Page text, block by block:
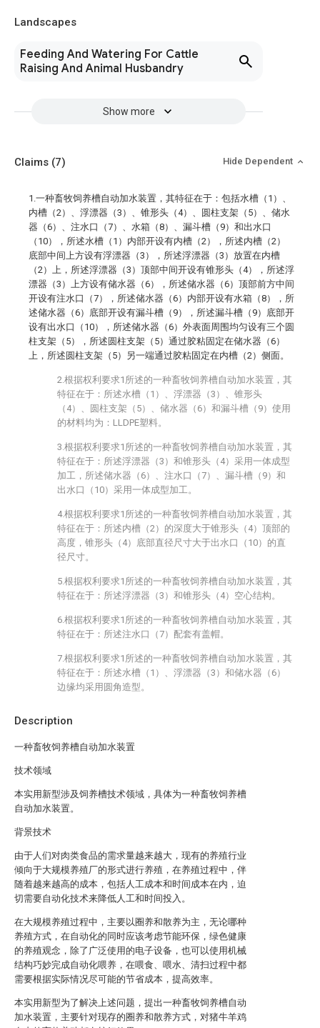
Landscapes
Feeding And Watering For Cattle
Raising And Animal Husbandry
Show more
Description
一种畜牧饲养槽自动加水装置
技术领域
本实用新型涉及饲养槽技术领域，具体为一种畜牧饲养槽
自动加水装置。
背景技术
由于人们对肉类食品的需求量越来越大，现有的养殖行业
倾向于大规模养殖厂的形式进行养殖，在养殖过程中，伴
随着越来越高的成本，包括人工成本和时间成本在内，迫
切需要自动化技术来降低人工和时间投入。
在大规模养殖过程中，主要以圈养和散养为主，无论哪种
养殖方式，在自动化的同时应该考虑节能环保，绿色健康
的养殖观念，除了广泛使用的电子设备，也可以使用机械
结构巧妙完成自动化喂养，在喂食、喂水、清扫过程中都
需要根据实际情况尽可能的节省成本，提高效率。
本实用新型为了解决上述问题，提出一种畜牧饲养槽自动
加水装置，主要针对现存的圈养和散养方式，对猪牛羊鸡
Claims (7) Hide Dependent
1.一种畜牧饲养槽自动加水装置，其特征在于：包括水槽（1）、
内槽（2）、浮漂器（3）、锥形头（4）、圆柱支架（5）、储水
器（6）、注水口（7）、水箱（8）、漏斗槽（9）和出水口
（10），所述水槽（1）内部开设有内槽（2），所述内槽（2）
底部中间上方设有浮漂器（3），所述浮漂器（3）放置在内槽
（2）上，所述浮漂器（3）顶部中间开设有锥形头（4），所述浮
漂器（3）上方设有储水器（6），所述储水器（6）顶部前方中间
开设有注水口（7），所述储水器（6）内部开设有水箱（8），所
述储水器（6）底部开设有漏斗槽（9），所述漏斗槽（9）底部开
设有出水口（10），所述储水器（6）外表面周围均匀设有三个圆
柱支架（5），所述圆柱支架（5）通过胶粘固定在储水器（6）
上，所述圆柱支架（5）另一端通过胶粘固定在内槽（2）侧面。
2.根据权利要求1所述的一种畜牧饲养槽自动加水装置，其
特征在于：所述水槽（1）、浮漂器（3）、锥形头
（4）、圆柱支架（5）、储水器（6）和漏斗槽（9）使用
的材料均为：LLDPE塑料。
3.根据权利要求1所述的一种畜牧饲养槽自动加水装置，其
特征在于：所述浮漂器（3）和锥形头（4）采用一体成型
加工，所述储水器（6）、注水口（7）、漏斗槽（9）和
出水口（10）采用一体成型加工。
4.根据权利要求1所述的一种畜牧饲养槽自动加水装置，其
特征在于：所述内槽（2）的深度大于锥形头（4）顶部的
高度，锥形头（4）底部直径尺寸大于出水口（10）的直
径尺寸。
5.根据权利要求1所述的一种畜牧饲养槽自动加水装置，其
特征在于：所述浮漂器（3）和锥形头（4）空心结构。
6.根据权利要求1所述的一种畜牧饲养槽自动加水装置，其
特征在于：所述注水口（7）配套有盖帽。
7.根据权利要求1所述的一种畜牧饲养槽自动加水装置，其
特征在于：所述水槽（1）、浮漂器（3）和储水器（6）
边缘均采用圆角造型。